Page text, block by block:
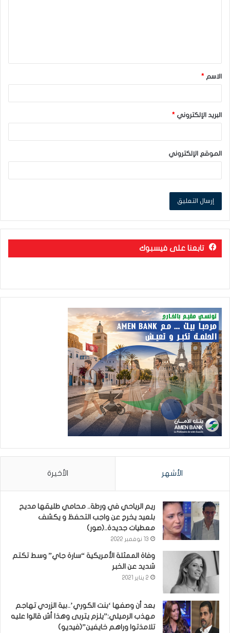
ق
*
الاسم *
البريد الإلكتروني *
الموقع الإلكتروني
تابعنا على فيسبوك
الأشهر الأخيرة
ريم الرياحي في ورطة.. محامي طليقها مديح
بلعيد يخرج عن واجب التحفظ و يكشف
معطيات جديدة..(صور)
13 نوفمبر 2022
وفاة الممثلة الأمريكية “سارة جاي” وسط تكتم
شديد عن الخبر
2 يناير 2021
بعد أن وصفها ‘بنت الكوري’..بية الزردي تهاجم
مهذب الرميلي:”يلزم يتربى وهذا أش قالوا عليه
تلامذتوا وراهم خايفين”(فيديو)